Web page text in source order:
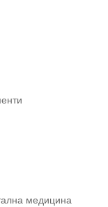
медицина